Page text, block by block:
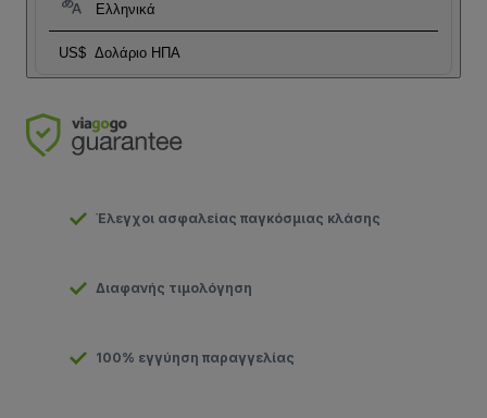
Ελληνικά
US$ Δολάριο ΗΠΑ
Έλεγχοι ασφαλείας παγκόσμιας κλάσης
Διαφανής τιμολόγηση
100% εγγύηση παραγγελίας